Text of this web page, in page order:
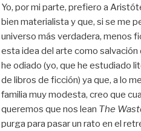
Yo, por mi parte, prefiero a
bien materialista y que, si se me
universo más verdadera, menos
esta idea del arte como
he odiado (yo, que he estudiado
de libros de ficción) ya que, a lo
familia muy modesta, creo que
queremos que nos lean The
purga para pasar un rato en el